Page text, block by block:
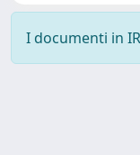
I documenti in